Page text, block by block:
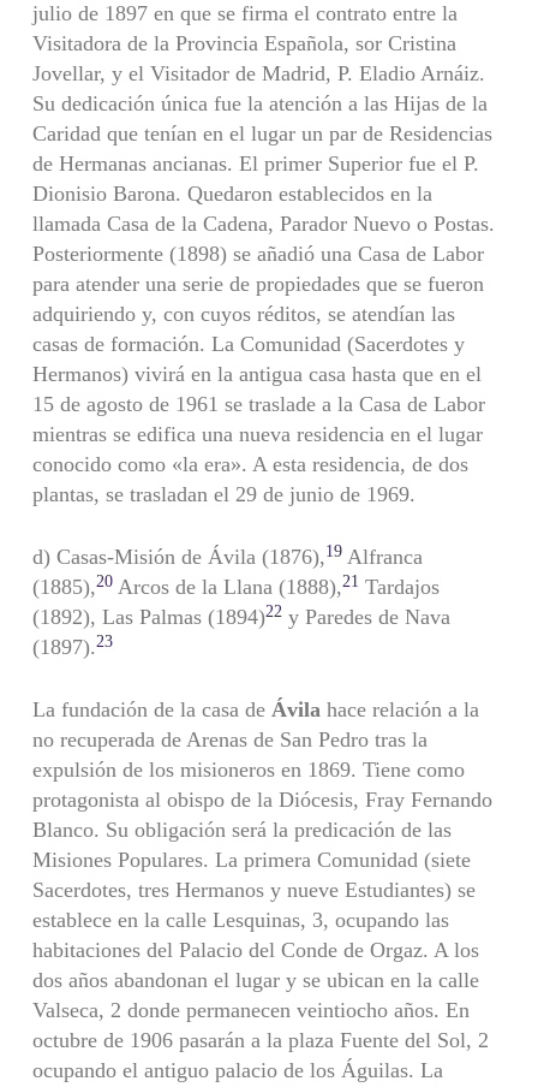
julio de 1897 en que se firma el contrato entre la
Visitadora de la Provincia Española, sor Cristina
Jovellar, y el Visitador de Madrid, P. Eladio Arnáiz.
Su dedicación única fue la atención a las Hijas de la
Caridad que tenían en el lugar un par de Residencias
de Hermanas ancianas. El primer Superior fue el P.
Dionisio Barona. Quedaron establecidos en la
llamada Casa de la Cadena, Parador Nuevo o Postas.
Posteriormente (1898) se añadió una Casa de Labor
para atender una serie de propiedades que se fueron
adquiriendo y, con cuyos réditos, se atendían las
casas de formación. La Comunidad (Sacerdotes y
Hermanos) vivirá en la antigua casa hasta que en el
15 de agosto de 1961 se traslade a la Casa de Labor
mientras se edifica una nueva residencia en el lugar
conocido como «la era». A esta residencia, de dos
plantas, se trasladan el 29 de junio de 1969.
d) Casas-Misión de Ávila (1876),19Alfranca
(1885),20Arcos de la Llana (1888),21 Tardajos
(1892), Las Palmas (1894)22y Paredes de Nava
(1897). 23
La fundación de la casa de Ávilahace relación a la
no recuperada de Arenas de San Pedro tras la
expulsión de los misioneros en 1869. Tiene como
protagonista al obispo de la Diócesis, Fray Fernando
Blanco. Su obligación será la predicación de las
Misiones Populares. La primera Comunidad (siete
Sacerdotes, tres Hermanos y nueve Estudiantes) se
establece en la calle Lesquinas, 3, ocupando las
habitaciones del Palacio del Conde de Orgaz. A los
dos años abandonan el lugar y se ubican en la calle
Valseca, 2 donde permanecen veintiocho años. En
octubre de 1906 pasarán a la plaza Fuente del Sol, 2
ocupando el antiguo palacio de los Águilas. La